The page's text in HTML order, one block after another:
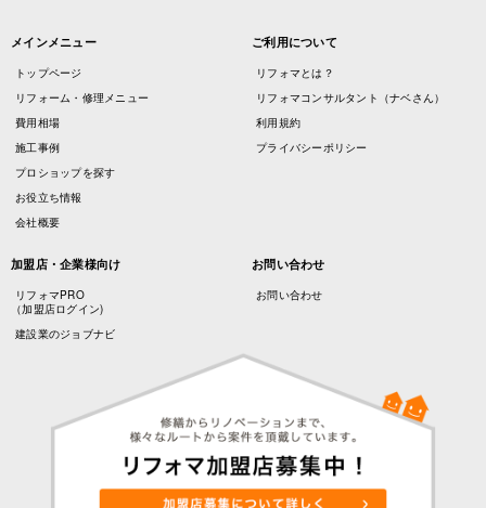
メインメニュー
トップページ
リフォーム・修理メニュー
費用相場
施工事例
プロショップを探す
お役立ち情報
会社概要
ご利用について
リフォマとは？
リフォマコンサルタント（ナベさん）
利用規約
プライバシーポリシー
加盟店・企業様向け
リフォマPRO
（加盟店ログイン)
建設業のジョブナビ
お問い合わせ
お問い合わせ